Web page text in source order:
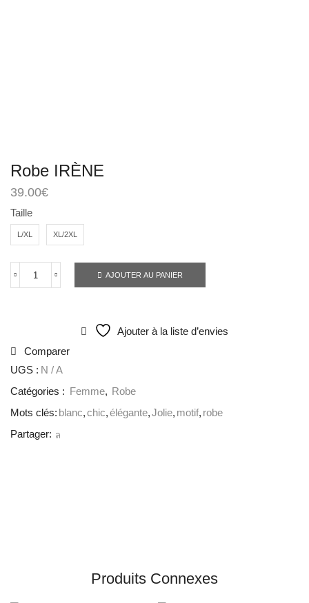
Robe IRÈNE
39.00€
Taille
L/XL XL/2XL
AJOUTER AU PANIER
Ajouter à la liste d’envies
Comparer
UGS : N / A
Catégories :
Femme, Robe
Mots clés: blanc,chic,élégante,Jolie, motif, robe
Partager:
Produits Connexes